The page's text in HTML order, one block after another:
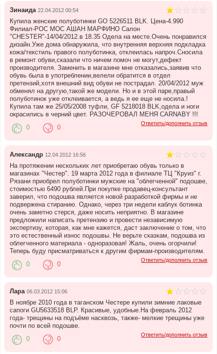
Зинаида 22.04.2012 00:54
Купила женские полуботинки GO 5226511 BLK. Цена-4.990
Филиал-РОС МОС АШАН МАРФИНО Салон
"CHESTER"-14/04/2012.в 18.35 Одела на месте.Очень понравился
дизайн.Уже дома обнаружила, что внутренняя верхняя подкладка
кожа/текстиль правого полуботинка, отклеилась напроч.Сносила
в ремонт обуви,сказали что ничем помоч не могут,дефект
производителя. Заменить в магазине мне отказались,заявив что
обувь была в употреблении,велели обратится в отдел
претензий,хотя внешний вид обуви не пострадал. 20/04/2012 муж
обменял на другую,такой же модели. Но и в этой паре,правый
полуботинок уже отклеивается, а ведь я ее еще не носила.!
Купила там же 25/05/2008 туфли, GF 5218018 BLK,одела и ноги
окрасились в черний цвет. РАЗОЧЕРОВАЛ МЕНЯ CARNABY !!!
Ответить/дополнить отзыв
0 0
Александр 12.04.2012 16:56
На протяжении нескольких лет приобретаю обувь только в
магазинах "Честер". 19 марта 2012 года в филиале ТЦ "Круиз" г.
Рязани приобрел полуботинки мужские на "облегченной" подошве,
стоимостью 6490 рублей.При покупке продавец-консультант
заверил, что подошва является новой разработкой фирмы и не
подвержена стиранию. Однако, через три недели каблук ботинка
очень заметно стерся, даже носить неприятно. В магазине
предложили написать претензию и провести независимую
экспертизу, которая, как мне кажется, даст заключение о том, что
это естественный износ подошвы. Не верьте сказкам, подошва из
облегченного материала - одноразовая! Жаль, очень огорчили!
Теперь буду присматриваться к другим фирмам-производителям.
Ответить/дополнить отзыв
0 0
Лара 06.03.2012 15:06
В ноябре 2010 года в таганском Честере купили зимние лаковые
сапоги GU5633518 BLP. Красивые, удобные.На февраль 2012
года- трещины на подъёме насквозь, также- мелкие трещины уже
почти по всей подошве.
Ответить/дополнить отзыв
0 0